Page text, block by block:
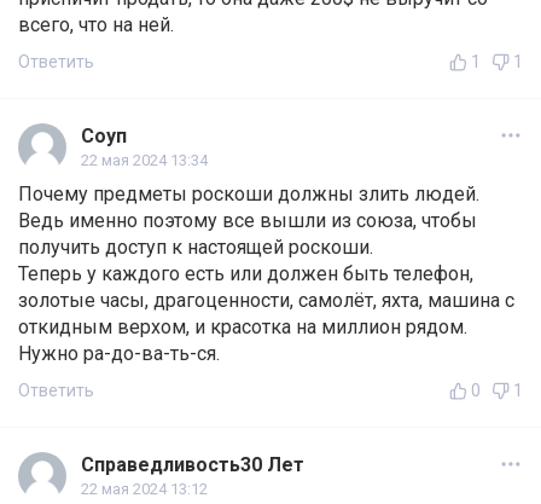
всего, что на ней.
Ответить 1 1
Соуп
22 мая 2024 13:34
Почему предметы роскоши должны злить людей.
Ведь именно поэтому все вышли из союза, чтобы
получить доступ к настоящей роскоши.
Теперь у каждого есть или должен быть телефон,
золотые часы, драгоценности, самолёт, яхта, машина с
откидным верхом, и красотка на миллион рядом.
Нужно ра-до-ва-ть-ся.
Ответить 0 1
Справедливость30 Лет
22 мая 2024 13:12